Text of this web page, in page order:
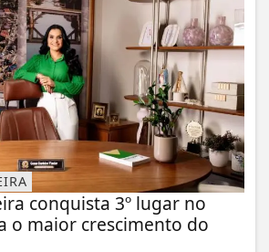
conquista 3º lugar no
o maior crescimento do